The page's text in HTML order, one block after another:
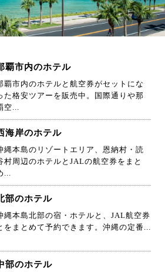
覇市内のホテル
覇市内のホテルと航空券がセットにな
た格安ツアーを販売中。国際通りや那
空...
海岸のホテル
縄本島のリゾートエリア、恩納村・読
村周辺のホテルとJALの航空券をまと
...
部のホテル
縄本島北部の宿・ホテルと、JAL航空券
をまとめて予約できます。沖縄の定番...
部のホテル